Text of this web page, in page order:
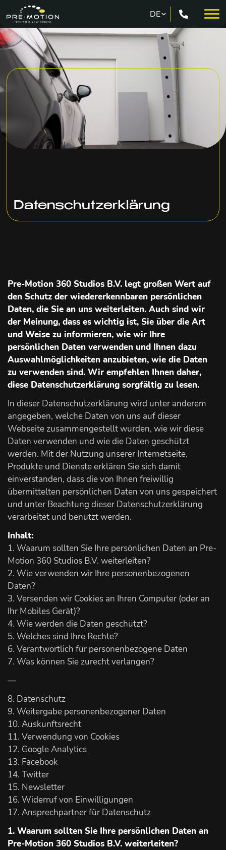
Datenschutzerklärung
Pre-Motion 360 Studios B.V. legt großen Wert auf
den Schutz der wiedererkennbaren persönlichen
Daten, die Sie an uns weiterleiten. Auch sind wir
der Meinung, dass es wichtig ist, Sie über die Art
und Weise zu informieren, wie wir Ihre
persönlichen Daten verwenden und Ihnen dazu
Auswahlmöglichkeiten anzubieten, wie die Daten
zu verwenden sind. Wir empfehlen Ihnen daher,
diese Datenschutzerklärung sorgfältig zu lesen.
In dieser Datenschutzerklärung wird unter anderem
angegeben, welche Daten von uns auf dieser
Webseite zusammengestellt wurden, wie wir diese
Daten verwenden und wie die Daten geschützt
werden. Mit der Nutzung unserer Internetseite,
Produkte und Dienste erklären Sie sich damit
einverstanden, dass die von Ihnen freiwillig
übermittelten persönlichen Daten von uns gespeichert
und unter Beachtung dieser Datenschutzerklärung
verarbeitet und benutzt werden.
Inhalt:
1. Waarum sollten Sie Ihre persönlichen Daten an Pre-
Motion 360 Studios B.V. weiterleiten?
2. Wie verwenden wir Ihre personenbezogenen
Daten?
3. Versenden wir Cookies an Ihren Computer (oder an
Ihr Mobiles Gerät)?
4. Wie werden die Daten geschützt?
5. Welches sind Ihre Rechte?
6. Verantwortlich für personenbezogene Daten
7. Was können Sie zurecht verlangen?
—
8. Datenschutz
9. Weitergabe personenbezogener Daten
10. Auskunftsrecht
11. Verwendung von Cookies
12. Google Analytics
13. Facebook
14. Twitter
15. Newsletter
16. Widerruf von Einwilligungen
17. Ansprechpartner für Datenschutz
1. Waarum sollten Sie Ihre persönlichen Daten an
Pre-Motion 360 Studios B.V. weiterleiten?